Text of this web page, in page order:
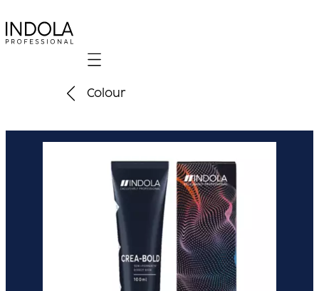
Mobile navigation
Colour